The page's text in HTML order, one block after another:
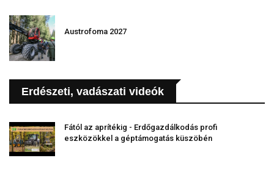
Austrofoma 2027
Erdészeti, vadászati videók
Fától az aprítékig - Erdőgazdálkodás profi
eszközökkel a géptámogatás küszöbén